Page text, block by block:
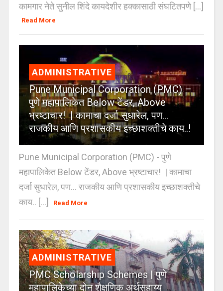
कामगार नेते सुनील शिंदे कायदेशीर हक्कासाठी संघटितपणे [...]
Read More
ADMINISTRATIVE
Pune Municipal Corporation (PMC) –
पुणे महापालिकेत Below टेंडर, Above
भ्रष्टाचार! | कामाचा दर्जा सुधारेल, पण…
राजकीय आणि प्रशासकीय इच्छाशक्तीचे काय..!
Pune Municipal Corporation (PMC) - पुणे
महापालिकेत Below टेंडर, Above भ्रष्टाचार! | कामाचा
दर्जा सुधारेल, पण… राजकीय आणि प्रशासकीय इच्छाशक्तीचे
काय.. [...]
Read More
ADMINISTRATIVE
PMC Scholarship Schemes | पुणे
महापालिकेच्या दोन शैक्षणिक अर्थसहाय्य